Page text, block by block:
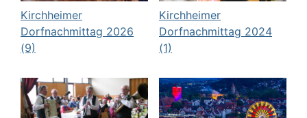
Kirchheimer
Dorfnachmittag 2026
(9)
Kirchheimer
Dorfnachmittag 2024
(1)